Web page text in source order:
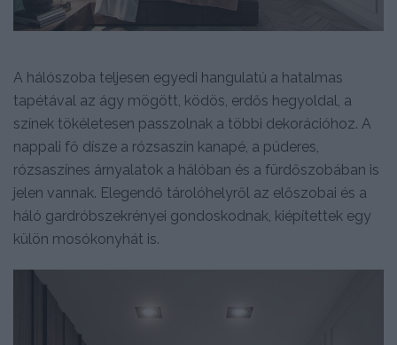
A hálószoba teljesen egyedi hangulatú a hatalmas
tapétával az ágy mögött, ködös, erdős hegyoldal, a
színek tökéletesen passzolnak a többi dekorációhoz. A
nappali fő dísze a rózsaszín kanapé, a púderes,
rózsaszínes árnyalatok a hálóban és a fürdőszobában is
jelen vannak. Elegendő tárolóhelyről az előszobai és a
háló gardróbszekrényei gondoskodnak, kiépítettek egy
külön mosókonyhát is.